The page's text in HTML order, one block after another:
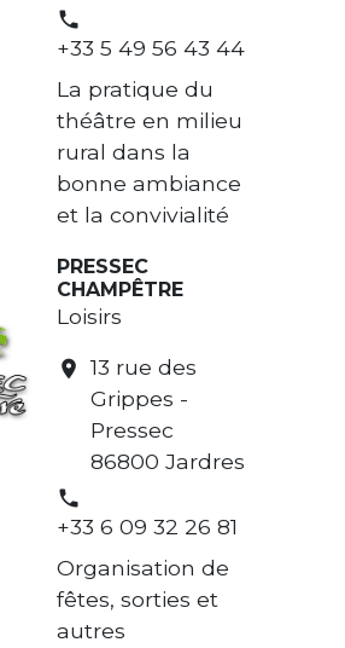
phone
+33 5 49 56 43 44
La pratique du
théâtre en milieu
rural dans la
bonne ambiance
et la convivialité
PRESSEC
CHAMPÊTRE
Loisirs
location_on 13 rue des
Grippes -
Pressec
86800 Jardres
phone
+33 6 09 32 26 81
Organisation de
fêtes, sorties et
autres